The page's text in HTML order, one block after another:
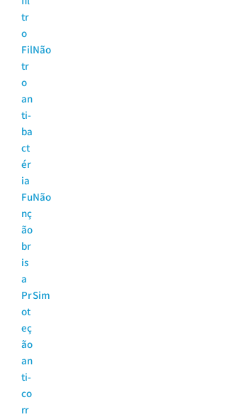
tr
o
Fil
tr
o
an
ti-
ba
ct
ér
ia
Não
Fu
nç
ão
br
is
a
Não
Pr
ot
eç
ão
an
ti-
co
rr
Sim